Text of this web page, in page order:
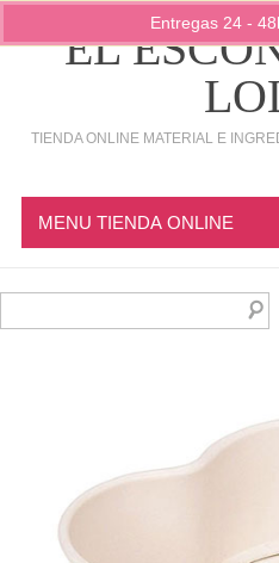
EL
TIENDA ONLINE MATERIAL E
Entregas 24 -